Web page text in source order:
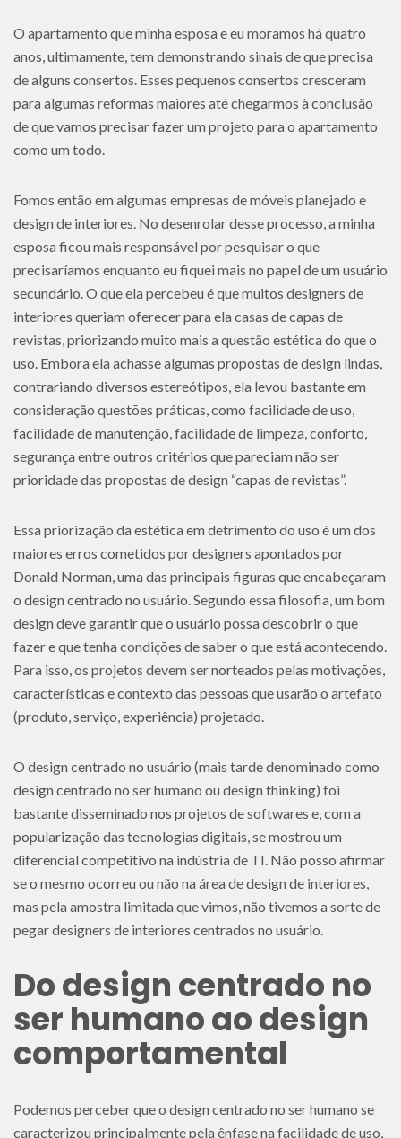
O apartamento que minha esposa e eu moramos há quatro
anos, ultimamente, tem demonstrando sinais de que precisa
de alguns consertos. Esses pequenos consertos cresceram
para algumas reformas maiores até chegarmos à conclusão
de que vamos precisar fazer um projeto para o apartamento
como um todo.
Fomos então em algumas empresas de móveis planejado e
design de interiores. No desenrolar desse processo, a minha
esposa ficou mais responsável por pesquisar o que
precisaríamos enquanto eu fiquei mais no papel de um usuário
secundário. O que ela percebeu é que muitos designers de
interiores queriam oferecer para ela casas de capas de
revistas, priorizando muito mais a questão estética do que o
uso. Embora ela achasse algumas propostas de design lindas,
contrariando diversos estereótipos, ela levou bastante em
consideração questões práticas, como facilidade de uso,
facilidade de manutenção, facilidade de limpeza, conforto,
segurança entre outros critérios que pareciam não ser
prioridade das propostas de design “capas de revistas”.
Essa priorização da estética em detrimento do uso é um dos
maiores erros cometidos por designers apontados por
Donald Norman, uma das principais figuras que encabeçaram
o design centrado no usuário. Segundo essa filosofia, um bom
design deve garantir que o usuário possa descobrir o que
fazer e que tenha condições de saber o que está acontecendo.
Para isso, os projetos devem ser norteados pelas motivações,
características e contexto das pessoas que usarão o artefato
(produto, serviço, experiência) projetado.
O design centrado no usuário (mais tarde denominado como
design centrado no ser humano ou design thinking) foi
bastante disseminado nos projetos de softwares e, com a
popularização das tecnologias digitais, se mostrou um
diferencial competitivo na indústria de TI. Não posso afirmar
se o mesmo ocorreu ou não na área de design de interiores,
mas pela amostra limitada que vimos, não tivemos a sorte de
pegar designers de interiores centrados no usuário.
Do design centrado no
ser humano ao design
comportamental
Podemos perceber que o design centrado no ser humano se
caracterizou principalmente pela ênfase na facilidade de uso,